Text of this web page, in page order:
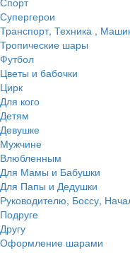
Супергерои
Транспорт, Техника ,
Тропические шары
Футбол
Цветы и бабочки
Цирк
Для кого
Детям
Девушке
Мужчине
Влюбленным
Для Мамы и Бабушки
Для Папы и Дедушки
Руководителю, Боссу,
Подруге
Другу
Оформление шарами